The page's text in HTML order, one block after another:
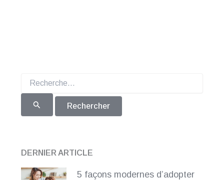
DERNIER ARTICLE
5 façons modernes d’adopter